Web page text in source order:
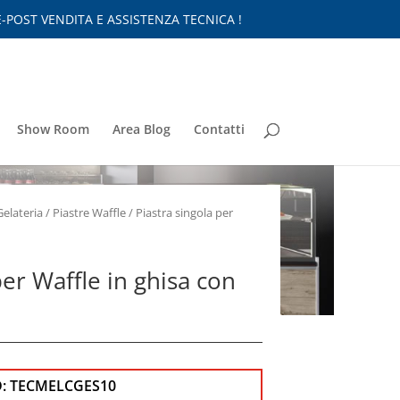
VENDITA E ASSISTENZA TECNICA !
Show Room Area Blog Contatti
/ Piastre Waffle/ Piastra singola per
Waffle in ghisa con
TECMELCGES10